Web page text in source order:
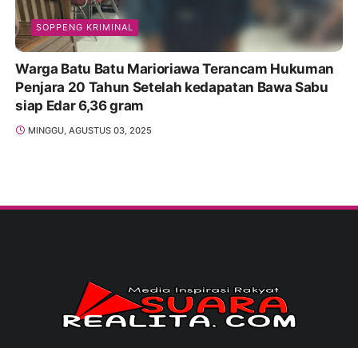
SOPPENG KRIMINAL
Warga Batu Batu Marioriawa Terancam Hukuman
Penjara 20 Tahun Setelah kedapatan Bawa Sabu
siap Edar 6,36 gram
MINGGU, AGUSTUS 03, 2025